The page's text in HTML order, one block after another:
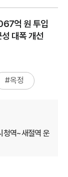
억 원 투입
대폭 개선
#옥정
청역~새절역 운